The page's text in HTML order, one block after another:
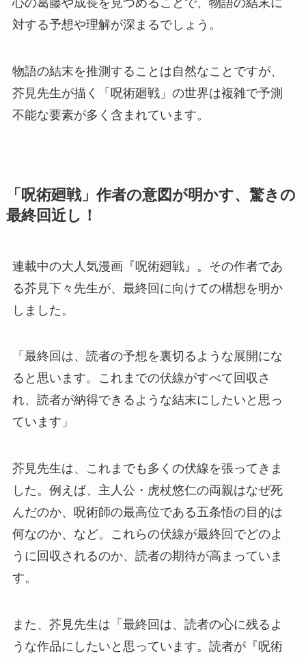
対する予想や理解が深まるでしょう。
物語の結末を推測することは自然なことですが、
芥見先生が描く「呪術廻戦」の世界は複雑で予測
不能な要素が多く含まれています。
「呪術廻戦」作者の意図が明かす、驚きの
最終回近し！
連載中の大人気漫画『呪術廻戦』。その作者であ
る芥見下々先生が、最終回に向けての構想を明か
しました。
「最終回は、読者の予想を裏切るような展開にな
ると思います。これまでの伏線がすべて回収さ
れ、読者が納得できるような結末にしたいと思っ
ています」
芥見先生は、これまでも多くの伏線を張ってきま
した。例えば、主人公・虎杖悠仁の両親はなぜ死
んだのか、呪術師の最高位である五条悟の目的は
何なのか、など。これらの伏線が最終回でどのよ
うに回収されるのか、読者の期待が高まっていま
す。
また、芥見先生は「最終回は、読者の心に残るよ
うな作品にしたいと思っています。読者が『呪術